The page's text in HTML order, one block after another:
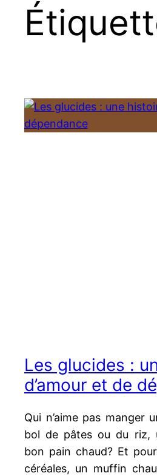
Les glucides :
d’amour et de
Qui n’aime pas manger
bol de pâtes ou du riz,
bon pain chaud? Et
céréales, un muffin